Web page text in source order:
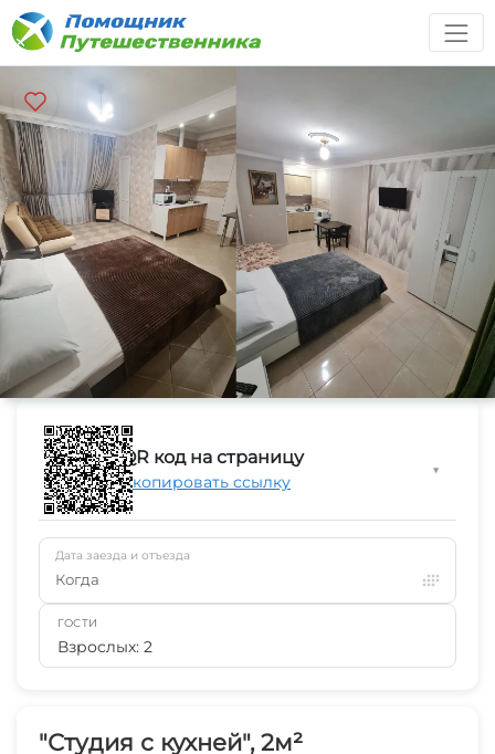
"Студия с кухней", 2м²
QR код на страницу
Скопировать ссылку
▼
Дата заезда и отъезда
Когда
ГОСТИ
Взрослых: 2